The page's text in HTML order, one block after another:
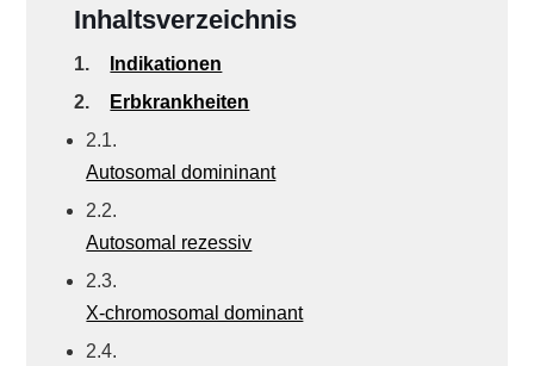
Inhaltsverzeichnis
1.
Indikationen
2.
Erbkrankheiten
2.1.
Autosomal domininant
2.2.
Autosomal rezessiv
2.3.
X-chromosomal dominant
2.4.